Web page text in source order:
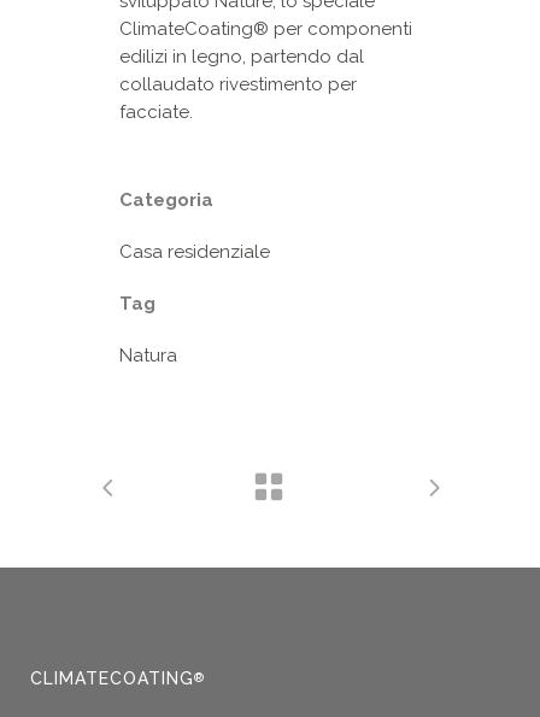
ClimateCoating® per componenti
edilizi in legno, partendo dal
collaudato rivestimento per
facciate.
Categoria
Casa residenziale
Tag
Natura
CLIMATECOATING®